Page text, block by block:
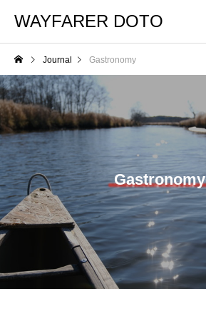
WAYFARER DOTO
Journal Gastronomy
Gastronomy